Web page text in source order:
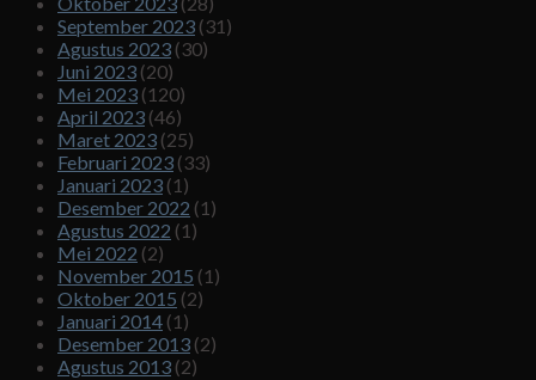
September 2023 (31)
Agustus 2023 (30)
Juni 2023 (20)
Mei 2023 (120)
April 2023 (46)
Maret 2023 (25)
Februari 2023 (33)
Januari 2023 (1)
Desember 2022 (1)
Agustus 2022 (1)
Mei 2022 (2)
November 2015 (1)
Oktober 2015 (2)
Januari 2014 (1)
Desember 2013 (2)
Agustus 2013 (2)